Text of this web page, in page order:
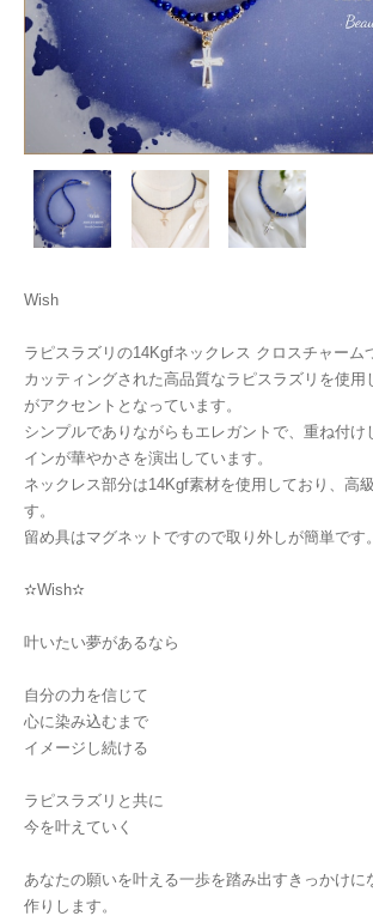
Wish
ラピスラズリの14Kgfネックレス クロスチャーム
カッティングされた高品質なラピスラズリを使用
がアクセントとなっています。
シンプルでありながらもエレガントで、重ね付け
インが華やかさを演出しています。
ネックレス部分は14Kgf素材を使用しており、高
す。
留め具はマグネットですので取り外しが簡単です。
✫Wish✫
叶いたい夢があるなら
自分の力を信じて
心に染み込むまで
イメージし続ける
ラピスラズリと共に
今を叶えていく
あなたの願いを叶える一歩を踏み出すきっかけに
作りします。